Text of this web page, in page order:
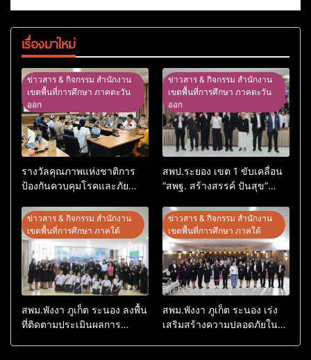
เรื่องมาใหม่
ข่าวสาร & กิจกรรม สำนักงาน
เขตพื้นที่การศึกษา ภาคตะวัน
ออก
รางวัลคุณภาพแห่งชาติการ
ป้องกันควบคุมโรคและภัย
ข่าวสาร & กิจกรรม สำนักงาน
เขตพื้นที่การศึกษา ภาคตะวัน
ออก
สพป.ระยอง เขต 1 ขับเคลื่อน
“สพฐ. สร้างสรรค์ ปันสุข”
ศึกษาปลอดภัยจากยาเสพติด
ข่าวสาร & กิจกรรม สำนักงาน
เขตพื้นที่การศึกษา ภาคใต้
สพม.พังงา ภูเก็ต ระนอง ลงพื้น
ที่ติดตามประเมินผลการ
ข่าวสาร & กิจกรรม สำนักงาน
เขตพื้นที่การศึกษา ภาคใต้
สพม.พังงา ภูเก็ต ระนอง เร่ง
เสริมสร้างความปลอดภัยใน